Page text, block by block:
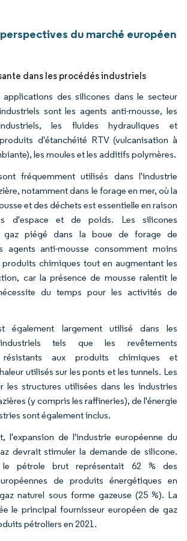
du marché européen
dans les procédés industriels
applications des silicones dans le secteur
sont les agents anti-mousse, les
les fluides hydrauliques et
d'étanchéité RTV (vulcanisation à
les moules et les additifs polymères.
fréquemment utilisés dans l'industrie
notamment dans le forage en mer, où la
et des déchets est essentielle en raison
d'espace et de poids. Les silicones
gaz piégé dans la boue de forage de
agents anti-mousse consomment moins
chimiques tout en augmentant les
car la présence de mousse ralentit le
du temps pour les activités de
également largement utilisé dans les
tels que les revêtements
résistants aux produits chimiques et
utilisés sur les ponts et les tunnels. Les
les structures utilisées dans les industries
(y compris les raffineries), de l'énergie
sont également inclus.
l'expansion de l'industrie européenne du
devrait stimuler la demande de silicone.
le pétrole brut représentait 62 % des
de produits énergétiques en
naturel sous forme gazeuse (25 %). La
le principal fournisseur européen de gaz
pétroliers en 2021.